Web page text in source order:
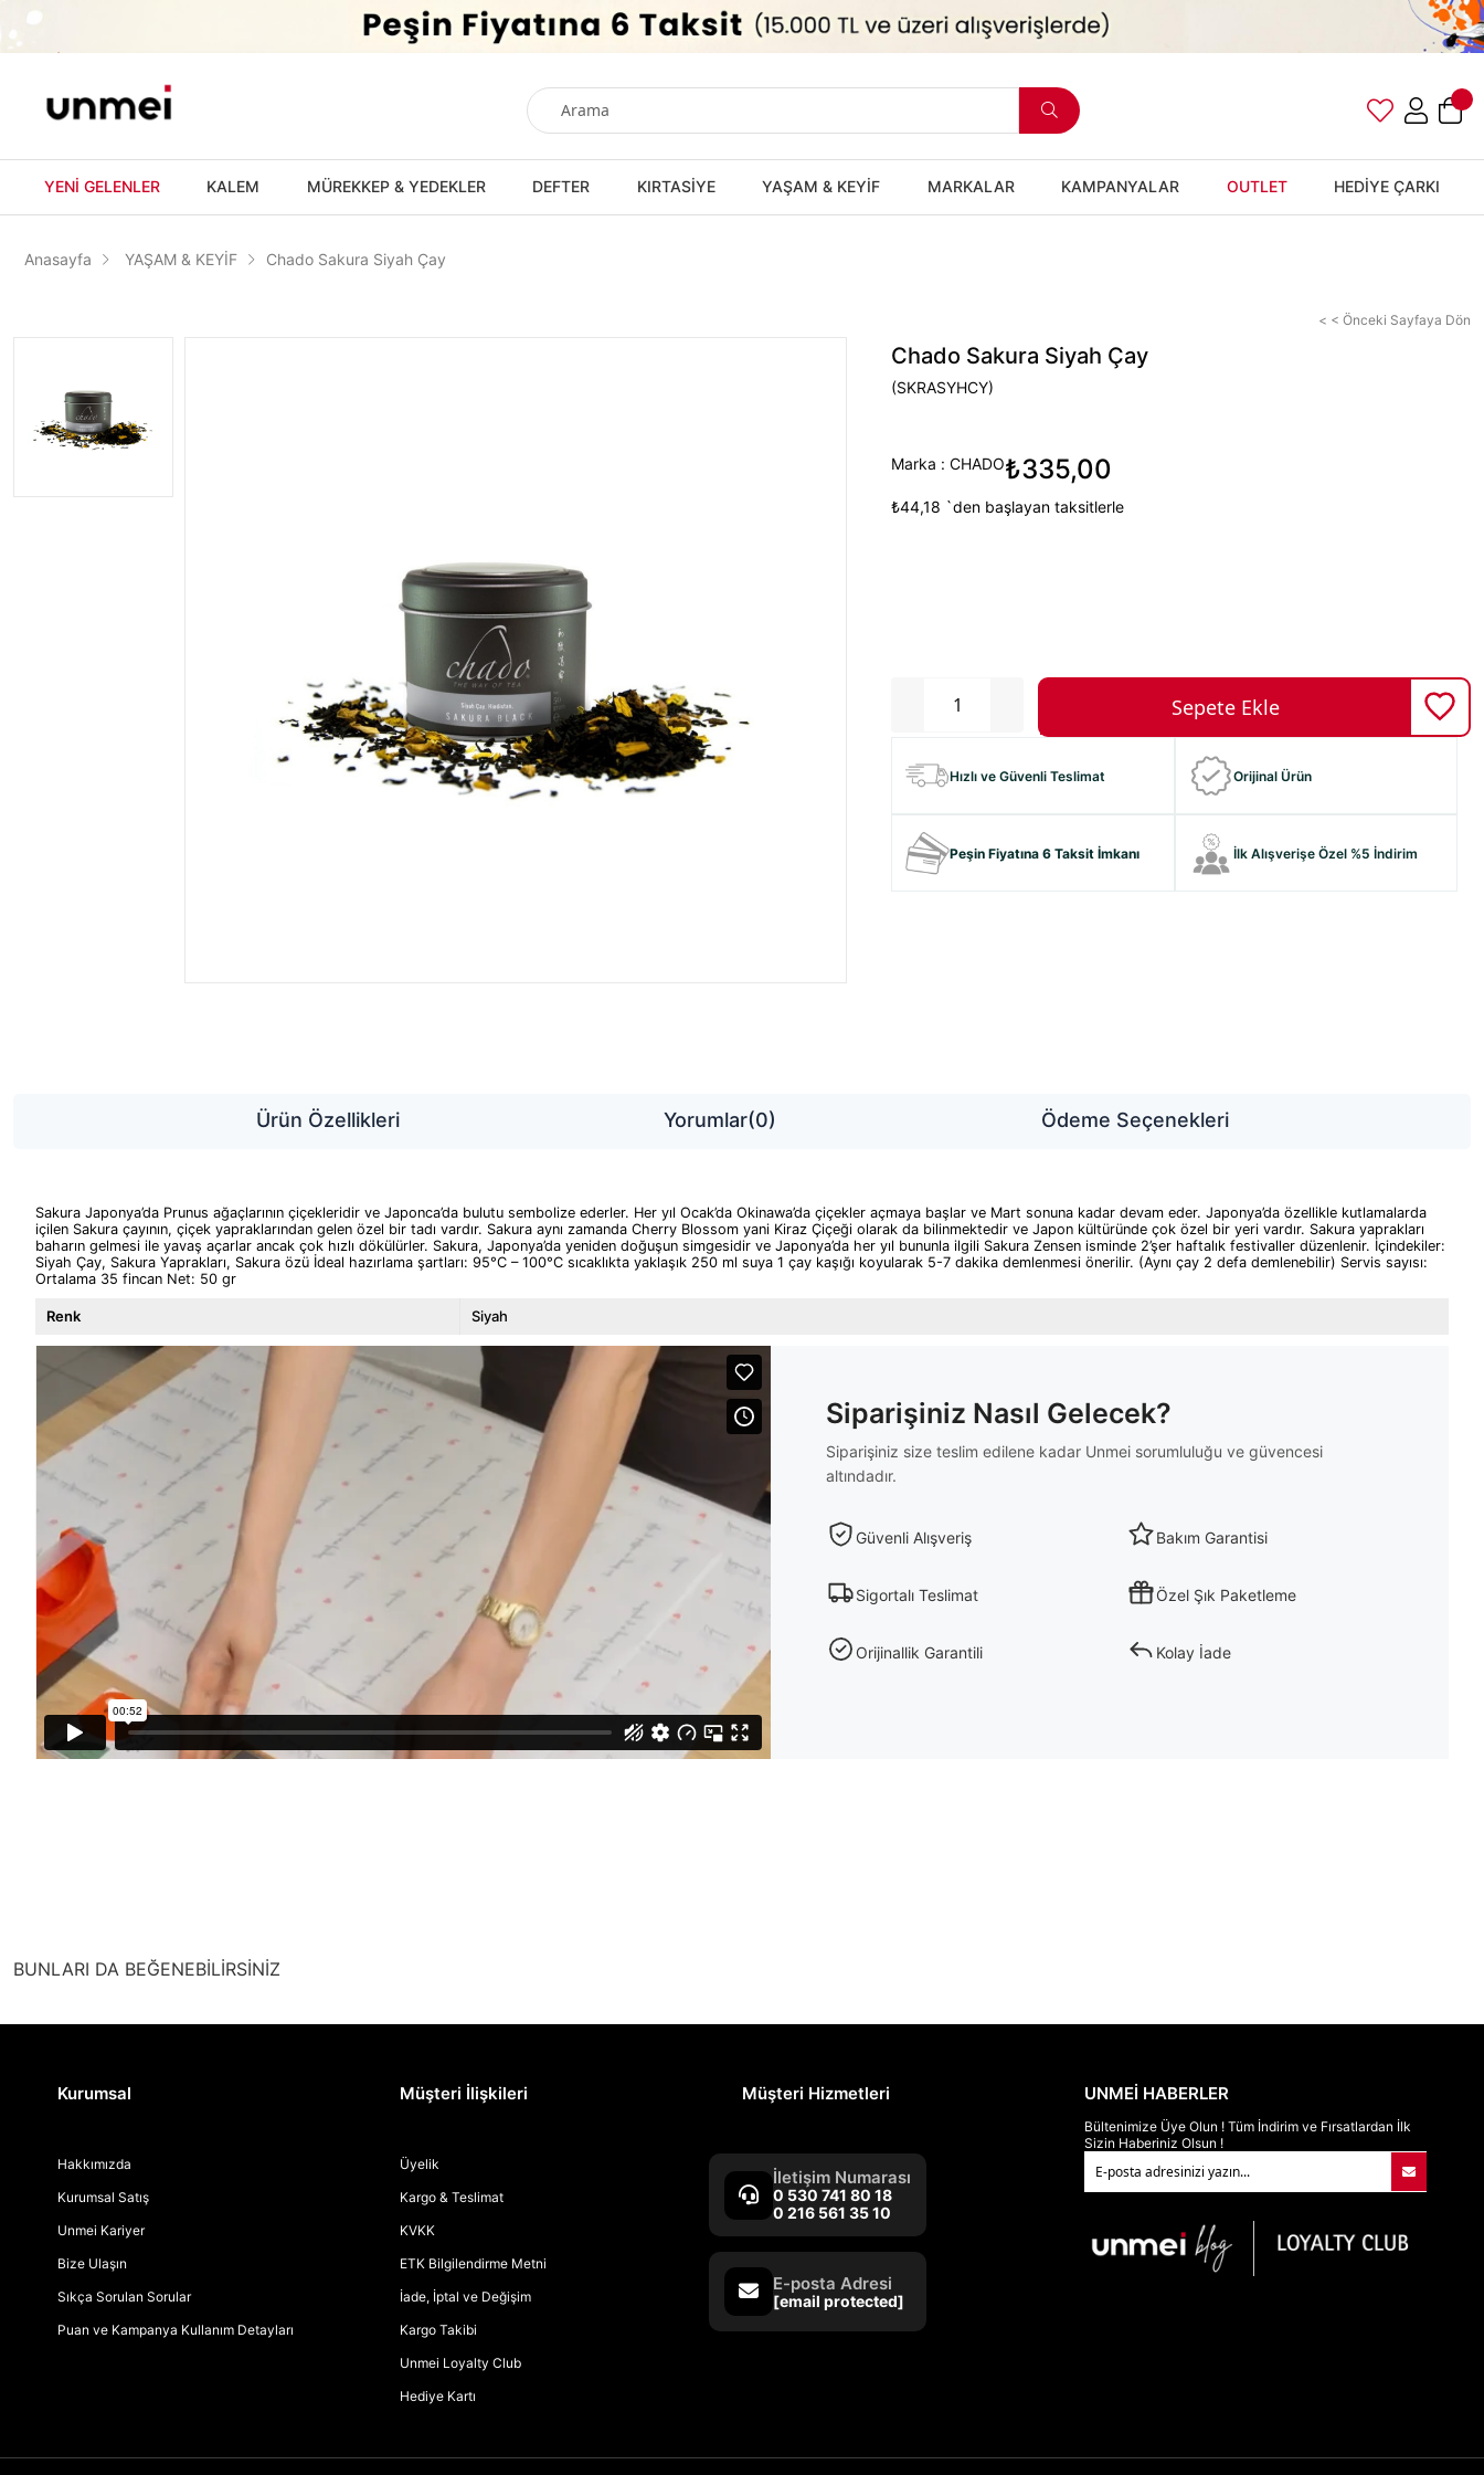
YENİ GELENLER KALEM MÜREKKEP & YEDEKLER DEFTER KIRTASİYE YAŞAM & KEYİF MARKALAR KAMPANYALAR OUTLET HEDİYE ÇARKI
Anasayfa YAŞAM & KEYİF Chado Sakura Siyah Çay
< < Önceki Sayfaya Dön
Chado Sakura Siyah Çay
(SKRASYHCY)
Marka : CHADO₺335,00
₺44,18 `den başlayan taksitlerle
Hızlı ve Güvenli Teslimat Orijinal Ürün
Peşin Fiyatına 6 Taksit İmkanı İlk Alışverişe Özel %5 İndirim
Ürün Özellikleri Yorumlar(0) Ödeme Seçenekleri
Sakura Japonya’da Prunus ağaçlarının çiçekleridir ve Japonca’da bulutu sembolize ederler. Her yıl Ocak’da Okinawa’da çiçekler açmaya başlar ve Mart sonuna kadar devam eder. Japonya’da özellikle kutlamalarda
içilen Sakura çayının, çiçek yapraklarından gelen özel bir tadı vardır. Sakura aynı zamanda Cherry Blossom yani Kiraz Çiçeği olarak da bilinmektedir ve Japon kültüründe çok özel bir yeri vardır. Sakura yaprakları
baharın gelmesi ile yavaş açarlar ancak çok hızlı dökülürler. Sakura, Japonya’da yeniden doğuşun simgesidir ve Japonya’da her yıl bununla ilgili Sakura Zensen isminde 2’şer haftalık festivaller düzenlenir. İçindekiler:
Siyah Çay, Sakura Yaprakları, Sakura özü İdeal hazırlama şartları: 95°C – 100°C sıcaklıkta yaklaşık 250 ml suya 1 çay kaşığı koyularak 5-7 dakika demlenmesi önerilir. (Aynı çay 2 defa demlenebilir) Servis sayısı:
Ortalama 35 fincan Net: 50 gr
Renk Siyah
Siparişiniz Nasıl Gelecek?
Siparişiniz size teslim edilene kadar Unmei sorumluluğu ve güvencesi
altındadır.
Güvenli Alışveriş Bakım Garantisi
Sigortalı Teslimat Özel Şık Paketleme
Orijinallik Garantili Kolay İade
BUNLARI DA BEĞENEBİLİRSİNİZ
Kurumsal
Hakkımızda
Kurumsal Satış
Unmei Kariyer
Bize Ulaşın
Sıkça Sorulan Sorular
Puan ve Kampanya Kullanım Detayları
Müşteri İlişkileri
Üyelik
Kargo & Teslimat
KVKK
ETK Bilgilendirme Metni
İade, İptal ve Değişim
Kargo Takibi
Unmei Loyalty Club
Hediye Kartı
Müşteri Hizmetleri
İletişim Numarası
0 530 741 80 18
0 216 561 35 10
E-posta Adresi
[email protected]
UNMEİ HABERLER
Bültenimize Üye Olun ! Tüm İndirim ve Fırsatlardan İlk
Sizin Haberiniz Olsun !